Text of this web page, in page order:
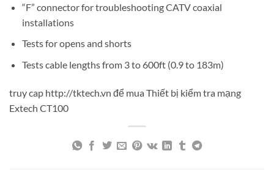
“F” connector for troubleshooting CATV coaxial
installations
Tests for opens and shorts
Tests cable lengths from 3 to 600ft (0.9 to 183m)
truy cap http://tktech.vn để mua Thiết bị kiểm tra mạng
Extech CT100